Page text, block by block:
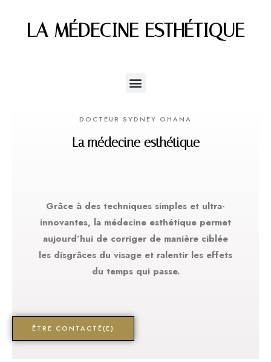
LA MÉDECINE ESTHÉTIQUE
DOCTEUR SYDNEY OHANA
La médecine esthétique
Grâce à des techniques simples et ultra-
innovantes, la médecine esthétique permet
aujourd’hui de corriger de manière ciblée
les disgrâces du visage et ralentir les effets
du temps qui passe.
ÊTRE CONTACTÉ(E)